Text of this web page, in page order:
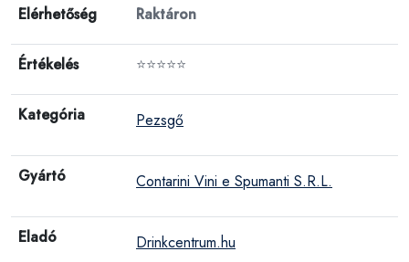
Elérhetőség Raktáron
Értékelés ⭐⭐⭐⭐⭐
Kategória Pezsgő
Gyártó Contarini Vini e Spumanti S.R.L.
Eladó Drinkcentrum.hu